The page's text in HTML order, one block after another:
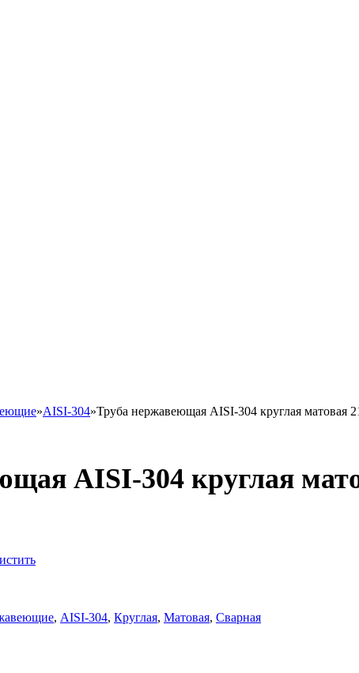
»AISI-304»Труба нержавеющая AISI-304 круглая матовая
AISI-304 круглая
, AISI-304, Круглая, Матовая, Сварная